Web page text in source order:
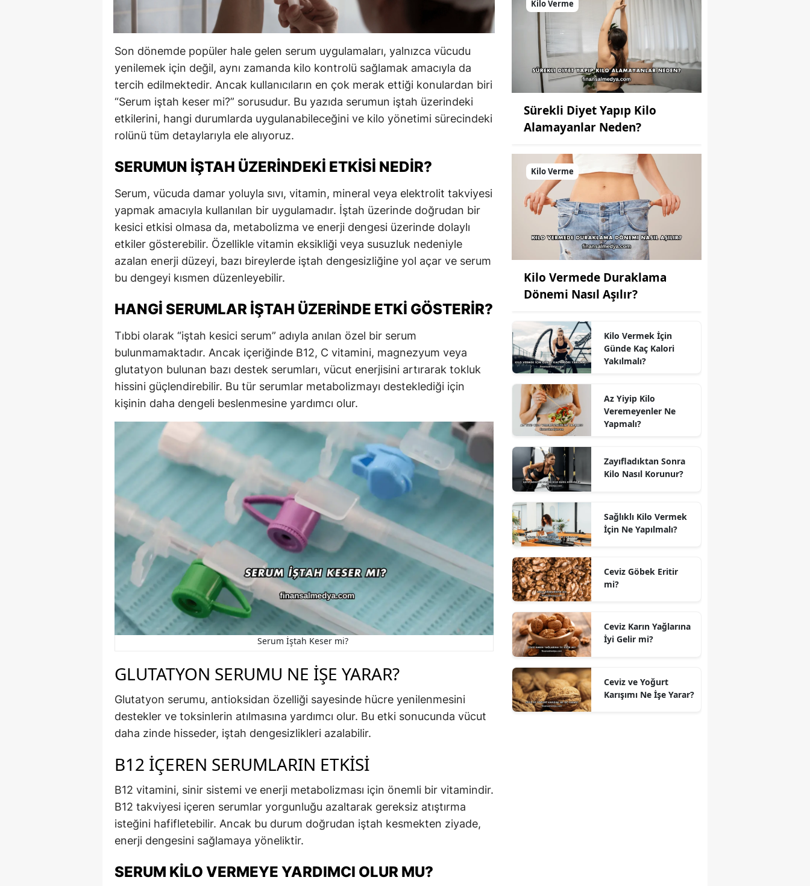
Son dönemde popüler hale gelen serum uygulamaları, yalnızca vücudu
yenilemek için değil, aynı zamanda kilo kontrolü sağlamak amacıyla da
tercih edilmektedir. Ancak kullanıcıların en çok merak ettiği konulardan biri
“Serum iştah keser mi?” sorusudur. Bu yazıda serumun iştah üzerindeki
etkilerini, hangi durumlarda uygulanabileceğini ve kilo yönetimi sürecindeki
rolünü tüm detaylarıyla ele alıyoruz.
SERUMUN İŞTAH ÜZERINDEKI ETKISI NEDIR?
Serum, vücuda damar yoluyla sıvı, vitamin, mineral veya elektrolit takviyesi
yapmak amacıyla kullanılan bir uygulamadır. İştah üzerinde doğrudan bir
kesici etkisi olmasa da, metabolizma ve enerji dengesi üzerinde dolaylı
etkiler gösterebilir. Özellikle vitamin eksikliği veya susuzluk nedeniyle
azalan enerji düzeyi, bazı bireylerde iştah dengesizliğine yol açar ve serum
bu dengeyi kısmen düzenleyebilir.
HANGI SERUMLAR İŞTAH ÜZERINDE ETKI GÖSTERIR?
Tıbbi olarak “iştah kesici serum” adıyla anılan özel bir serum
bulunmamaktadır. Ancak içeriğinde B12, C vitamini, magnezyum veya
glutatyon bulunan bazı destek serumları, vücut enerjisini artırarak tokluk
hissini güçlendirebilir. Bu tür serumlar metabolizmayı desteklediği için
kişinin daha dengeli beslenmesine yardımcı olur.
Serum İştah Keser mi?
GLUTATYON SERUMU NE İŞE YARAR?
Glutatyon serumu, antioksidan özelliği sayesinde hücre yenilenmesini
destekler ve toksinlerin atılmasına yardımcı olur. Bu etki sonucunda vücut
daha zinde hisseder, iştah dengesizlikleri azalabilir.
B12 İÇEREN SERUMLARIN ETKISI
B12 vitamini, sinir sistemi ve enerji metabolizması için önemli bir vitamindir.
B12 takviyesi içeren serumlar yorgunluğu azaltarak gereksiz atıştırma
isteğini hafifletebilir. Ancak bu durum doğrudan iştah kesmekten ziyade,
enerji dengesini sağlamaya yöneliktir.
SERUM KILO VERMEYE YARDIMCI OLUR MU?
Kilo Verme
Sürekli Diyet Yapıp Kilo
Alamayanlar Neden?
Kilo Verme
Kilo Vermede Duraklama
Dönemi Nasıl Aşılır?
Kilo Vermek İçin
Günde Kaç Kalori
Yakılmalı?
Az Yiyip Kilo
Veremeyenler Ne
Yapmalı?
Zayıfladıktan Sonra
Kilo Nasıl Korunur?
Sağlıklı Kilo Vermek
İçin Ne Yapılmalı?
Ceviz Göbek Eritir
mi?
Ceviz Karın Yağlarına
İyi Gelir mi?
Ceviz ve Yoğurt
Karışımı Ne İşe Yarar?